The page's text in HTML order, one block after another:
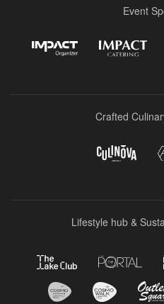
Event
Crafted
Lifestyle hub &